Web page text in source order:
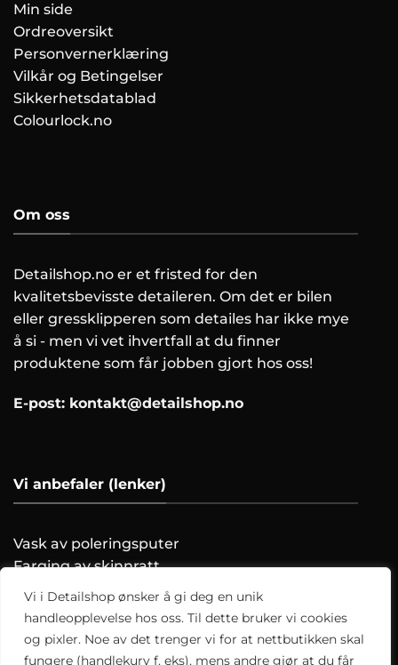
Vi i Detailshop ønsker å gi deg en unik
handleopplevelse hos oss. Til dette bruker vi cookies
og pixler. Noe av det trenger vi for at nettbutikken skal
fungere (handlekurv f. eks), mens andre gjør at du får
Min side
Ordreoversikt
Personvernerklæring
Vilkår og Betingelser
Sikkerhetsdatablad
Colourlock.no
Om oss
Detailshop.no er et fristed for den
kvalitetsbevisste detaileren. Om det er bilen
eller gressklipperen som detailes har ikke mye
å si - men vi vet ihvertfall at du finner
produktene som får jobben gjort hos oss!
E-post: kontakt@detailshop.no
Vi anbefaler (lenker)
Vask av poleringsputer
Farging av skinnratt
Vask motoren trygt!
Hvordan clayer du?
Alle artikler